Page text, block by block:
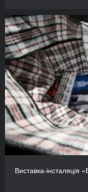
Виставка-інсталяція